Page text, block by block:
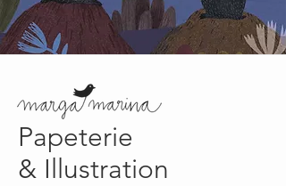
Papeterie
& Illustration